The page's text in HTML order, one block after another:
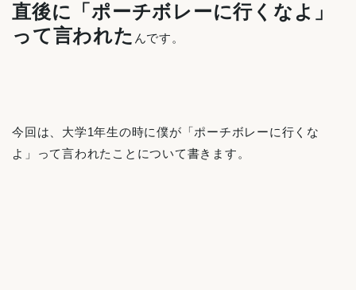
直後に「ポーチボレーに行くなよ」
って言われた んです。
今回は、大学1年生の時に僕が「ポーチボレーに行くな
よ」って言われたことについて書きます。